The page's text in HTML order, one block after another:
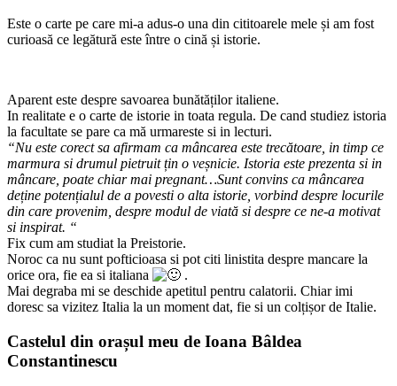
Este o carte pe care mi-a adus-o una din cititoarele mele și am fost
curioasă ce legătură este între o cină și istorie.
Aparent este despre savoarea bunătăților italiene.
In realitate e o carte de istorie in toata regula. De cand studiez istoria
la facultate se pare ca mă urmareste si in lecturi.
“Nu este corect sa afirmam ca mâncarea este trecătoare, in timp ce
marmura si drumul pietruit țin o veșnicie. Istoria este prezenta si in
mâncare, poate chiar mai pregnant…Sunt convins ca mâncarea
deține potențialul de a povesti o alta istorie, vorbind despre locurile
din care provenim, despre modul de viată si despre ce ne-a motivat
si inspirat. “
Fix cum am studiat la Preistorie.
Noroc ca nu sunt pofticioasa si pot citi linistita despre mancare la
orice ora, fie ea si italiana
.
Mai degraba mi se deschide apetitul pentru calatorii. Chiar imi
doresc sa vizitez Italia la un moment dat, fie si un colțișor de Italie.
Castelul din orașul meu de Ioana Bâldea
Constantinescu